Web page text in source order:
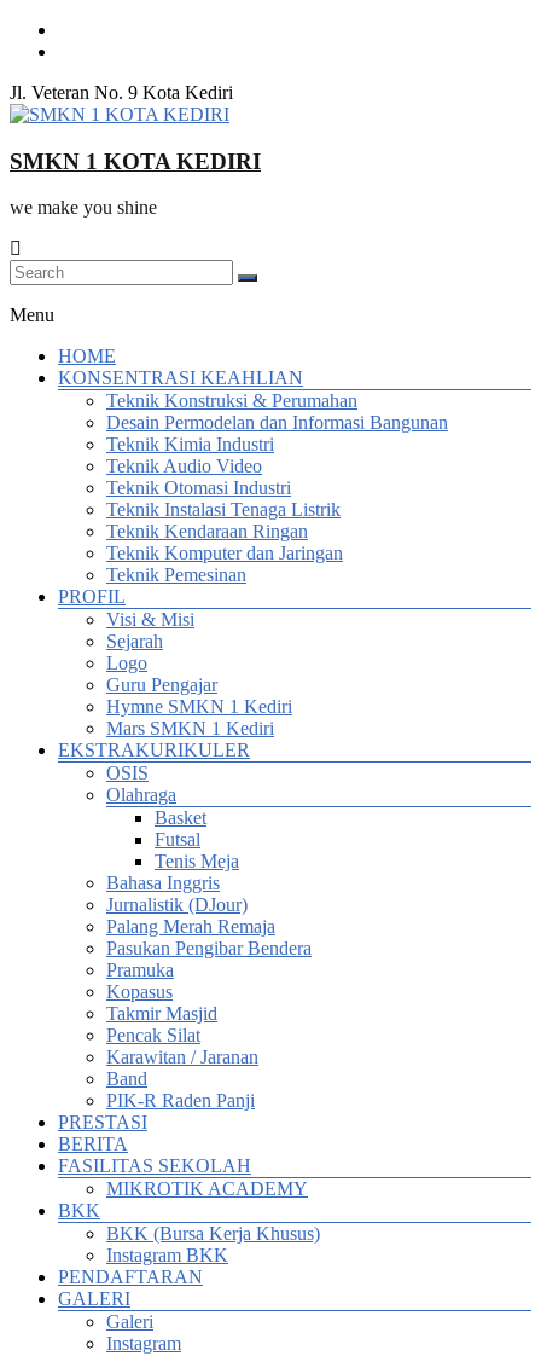
Skip
Jl. Veteran No. 9 Kota Kediri
SMKN 1 KOTA KEDIRI
we make you shine
Menu
HOME
KONSENTRASI KEAHLIAN
Teknik Konstruksi & Perumahan
Desain Permodelan dan Informasi Bangunan
Teknik Kimia Industri
Teknik Audio Video
Teknik Otomasi Industri
Teknik Instalasi Tenaga Listrik
Teknik Kendaraan Ringan
Teknik Komputer dan Jaringan
Teknik Pemesinan
PROFIL
Visi & Misi
Sejarah
Logo
Guru Pengajar
Hymne SMKN 1 Kediri
Mars SMKN 1 Kediri
EKSTRAKURIKULER
OSIS
Olahraga
Basket
Futsal
Tenis Meja
Bahasa Inggris
Jurnalistik (DJour)
Palang Merah Remaja
Pasukan Pengibar Bendera
Pramuka
Kopasus
Takmir Masjid
Pencak Silat
Karawitan / Jaranan
Band
PIK-R Raden Panji
PRESTASI
BERITA
FASILITAS SEKOLAH
MIKROTIK ACADEMY
BKK
BKK (Bursa Kerja Khusus)
Instagram BKK
PENDAFTARAN
GALERI
Galeri
Instagram